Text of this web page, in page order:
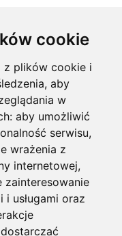
cookie
z plików cookie i
aby
w
aby umożliwić
serwisu,
wrażenia z
internetowej,
zainteresowanie
usługami oraz